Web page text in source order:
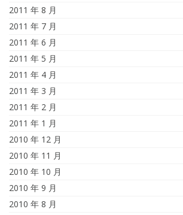
2011 年 8 月
2011 年 7 月
2011 年 6 月
2011 年 5 月
2011 年 4 月
2011 年 3 月
2011 年 2 月
2011 年 1 月
2010 年 12 月
2010 年 11 月
2010 年 10 月
2010 年 9 月
2010 年 8 月